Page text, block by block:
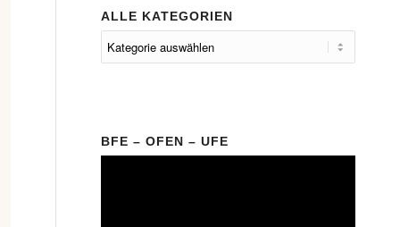
ALLE KATEGORIEN
BFE – OFEN – UFE